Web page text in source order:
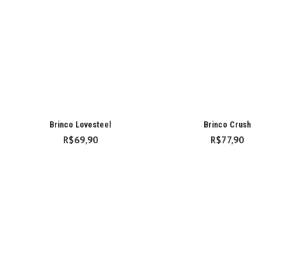
Brinco Lovesteel
R$69,90
Brinco Crush
R$77,90